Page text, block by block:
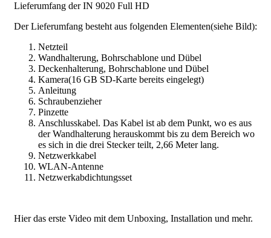
Lieferumfang der IN 9020 Full HD
Der Lieferumfang besteht aus folgenden Elementen(siehe Bild):
Netzteil
Wandhalterung, Bohrschablone und Dübel
Deckenhalterung, Bohrschablone und Dübel
Kamera(16 GB SD-Karte bereits eingelegt)
Anleitung
Schraubenzieher
Pinzette
Anschlusskabel. Das Kabel ist ab dem Punkt, wo es aus
der Wandhalterung herauskommt bis zu dem Bereich wo
es sich in die drei Stecker teilt, 2,66 Meter lang.
Netzwerkkabel
WLAN-Antenne
Netzwerkabdichtungsset
Hier das erste Video mit dem Unboxing, Installation und mehr.